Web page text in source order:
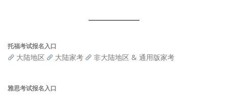
托福考试报名入口
大陆地区 大陆家考 非大陆地区 & 通用版家考
雅思考试报名入口